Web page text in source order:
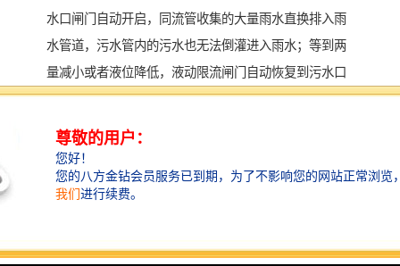
水口闸门自动开启，同流管收集的大量雨水直换排入雨
水管道，污水管内的污水也无法倒灌进入雨水；等到两
量减小或者液位降低，液动限流闸门自动恢复到污水口
开启，两水口关闭的状态。设备全程自动化运行，在程
序中设定好雨天与晴天的两量值和液位值就可以执行相
对的动作，全天候观察现场情况。